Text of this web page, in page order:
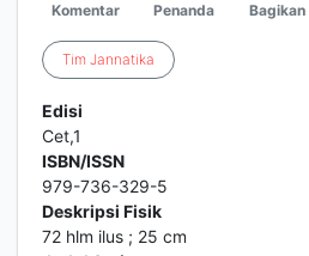
Komentar Penanda Bagikan
Tim Jannatika
Edisi
Cet,1
ISBN/ISSN
979-736-329-5
Deskripsi Fisik
72 hlm ilus ; 25 cm